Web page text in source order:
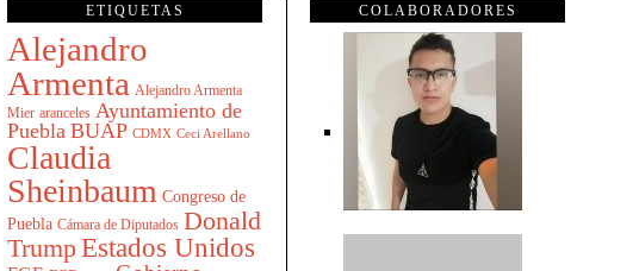
ETIQUETAS
Alejandro
Armenta Alejandro Armenta
Mier aranceles Ayuntamiento de
Puebla BUAP CDMX Ceci Arellano
Claudia
Sheinbaum Congreso de
Puebla Cámara de Diputados Donald
Trump Estados Unidos
COLABORADORES